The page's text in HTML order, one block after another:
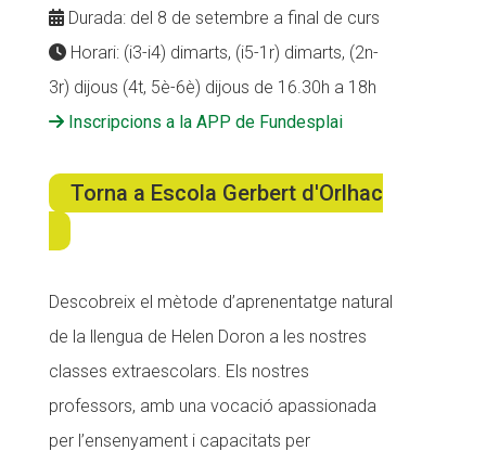
Durada: del 8 de setembre a final de curs
Horari: (i3-i4) dimarts, (i5-1r) dimarts, (2n-
3r) dijous (4t, 5è-6è) dijous de 16.30h a 18h
Inscripcions a la APP de Fundesplai
Torna a Escola Gerbert d'Orlhac
Descobreix el mètode d’aprenentatge natural
de la llengua de Helen Doron a les nostres
classes extraescolars. Els nostres
professors, amb una vocació apassionada
per l’ensenyament i capacitats per
FORMACIÓ
CASES DE COLÒNIES
ACCIÓ SOCIAL I JOVES
ESPLAIS
SUPORT TERCER SECTOR